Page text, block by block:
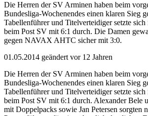
Die Herren der SV Arminen haben beim
Bundesliga-Wochenendes einen klaren Sieg
Tabellenführer und Titelverteidiger setzte
beim Post SV mit 6:1 durch. Die Damen
gegen NAVAX AHTC sicher mit 3:0.
01.05.2014 geändert vor 12 Jahren
Die Herren der SV Arminen haben beim
Bundesliga-Wochenendes einen klaren Sieg
Tabellenführer und Titelverteidiger setzte
beim Post SV mit 6:1 durch. Alexander Bele
mit Doppelpacks sowie Jan Petersen sorgten